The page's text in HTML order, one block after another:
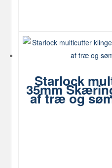
Starlock
35mm
af træ og